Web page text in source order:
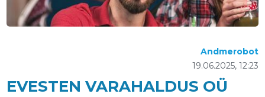
EVESTEN VARAHALDUS OÜ
19.06.2025, 12:23
Andmerobot